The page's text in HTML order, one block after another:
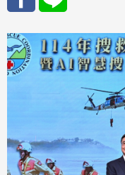
分享
至
ok
分享
至